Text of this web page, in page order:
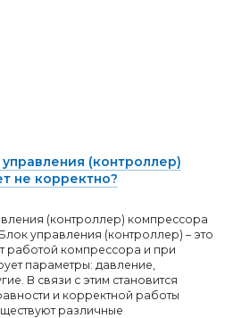
(контроллер)
не корректно?
(контроллер) компрессора
управления (контроллер) – это
работой компрессора и при
параметры: давление,
В связи с этим становится
и корректной работы
различные